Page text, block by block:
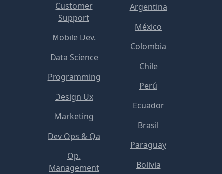
Customer
Support
Mobile Dev.
Data Science
Programming
Design Ux
Marketing
Dev Ops & Qa
Op.
Management
Argentina
México
Colombia
Chile
Perú
Ecuador
Brasil
Paraguay
Bolivia